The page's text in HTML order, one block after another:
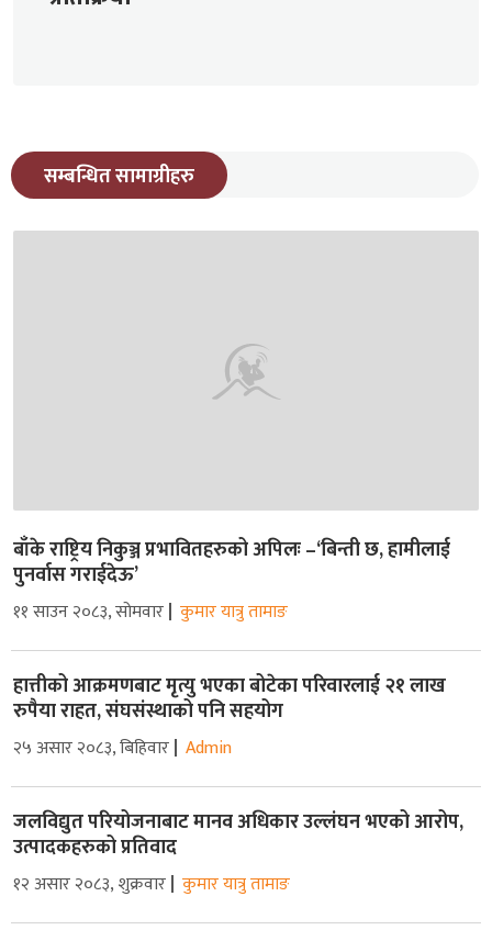
सम्बन्धित सामाग्रीहरु
बाँके राष्ट्रिय निकुञ्ज प्रभावितहरुको अपिलः –‘बिन्ती छ, हामीलाई
पुनर्वास गराईदेऊ’
११ साउन २०८३, सोमवार कुमार यात्रु तामाङ
हात्तीको आक्रमणबाट मृत्यु भएका बोटेका परिवारलाई २१ लाख
रुपैया राहत, संघसंस्थाको पनि सहयोग
२५ असार २०८३, बिहिवार Admin
जलविद्युत परियोजनाबाट मानव अधिकार उल्लंघन भएको आरोप,
उत्पादकहरुको प्रतिवाद
१२ असार २०८३, शुक्रवार कुमार यात्रु तामाङ